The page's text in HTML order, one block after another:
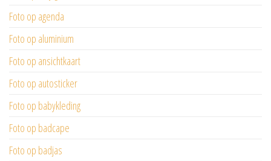
Foto op agenda
Foto op aluminium
Foto op ansichtkaart
Foto op autosticker
Foto op babykleding
Foto op badcape
Foto op badjas